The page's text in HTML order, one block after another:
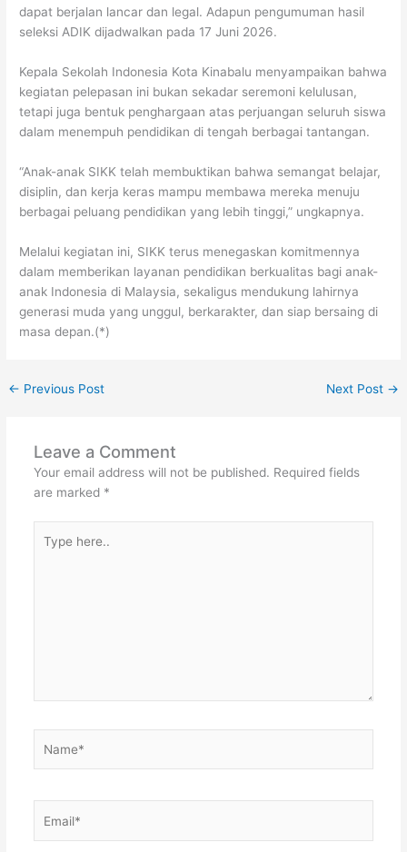
dapat berjalan lancar dan legal. Adapun pengumuman hasil
seleksi ADIK dijadwalkan pada 17 Juni 2026.
Kepala Sekolah Indonesia Kota Kinabalu menyampaikan bahwa
kegiatan pelepasan ini bukan sekadar seremoni kelulusan,
tetapi juga bentuk penghargaan atas perjuangan seluruh siswa
dalam menempuh pendidikan di tengah berbagai tantangan.
“Anak-anak SIKK telah membuktikan bahwa semangat belajar,
disiplin, dan kerja keras mampu membawa mereka menuju
berbagai peluang pendidikan yang lebih tinggi,” ungkapnya.
Melalui kegiatan ini, SIKK terus menegaskan komitmennya
dalam memberikan layanan pendidikan berkualitas bagi anak-
anak Indonesia di Malaysia, sekaligus mendukung lahirnya
generasi muda yang unggul, berkarakter, dan siap bersaing di
masa depan.(*)
← Previous Post Next Post →
Leave a Comment
Your email address will not be published. Required fields
are marked *
here..